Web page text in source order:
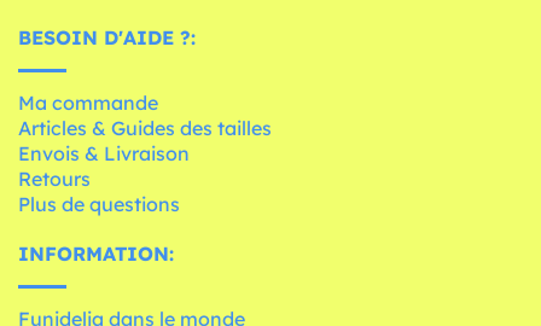
BESOIN D'AIDE ?:
Ma commande
Articles & Guides des tailles
Envois & Livraison
Retours
Plus de questions
INFORMATION:
Funidelia dans le monde